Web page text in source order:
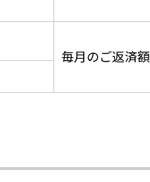
毎月のご返済額